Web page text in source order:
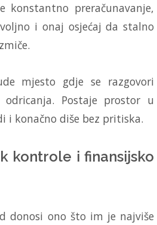
konstantno preračunavanje,
i onaj osjećaj da stalno
mjesto gdje se razgovori
Postaje prostor u
i konačno diše bez pritiska.
kontrole i finansijsko
donosi ono što im je najviše